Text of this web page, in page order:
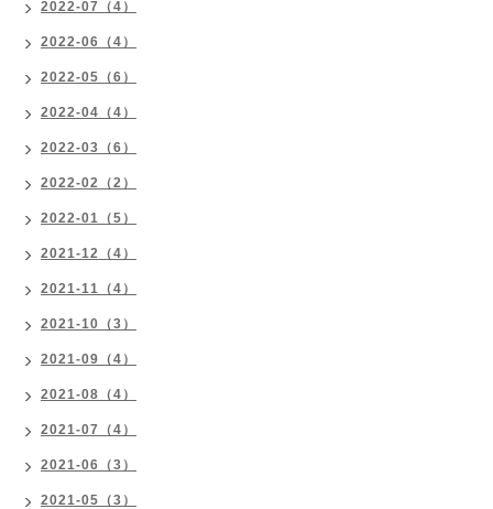
2022-07（4）
2022-06（4）
2022-05（6）
2022-04（4）
2022-03（6）
2022-02（2）
2022-01（5）
2021-12（4）
2021-11（4）
2021-10（3）
2021-09（4）
2021-08（4）
2021-07（4）
2021-06（3）
2021-05（3）